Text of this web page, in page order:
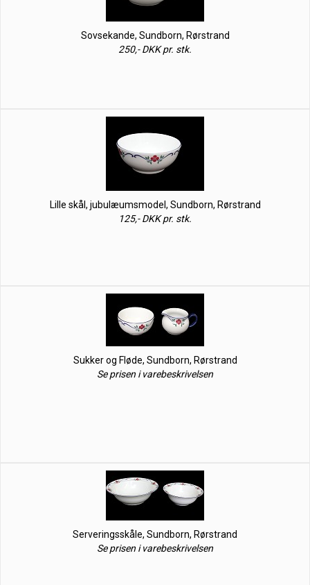
Sovsekande, Sundborn, Rørstrand
250,- DKK pr. stk.
Lille skål, jubulæumsmodel, Sundborn, Rørstrand
125,- DKK pr. stk.
Sukker og Fløde, Sundborn, Rørstrand
Se prisen i varebeskrivelsen
Serveringsskåle, Sundborn, Rørstrand
Se prisen i varebeskrivelsen